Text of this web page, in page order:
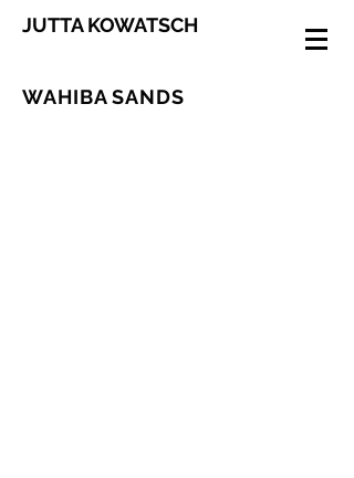
JUTTA KOWATSCH
WAHIBA SANDS